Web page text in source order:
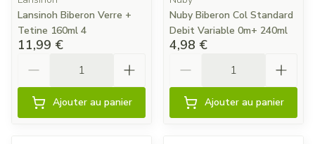
Lansinoh Biberon Verre +
Tetine 160ml 4
11,99 €
Ajouter au panier
Nuby Biberon Col Standard
Debit Variable 0m+ 240ml
4,98 €
Ajouter au panier